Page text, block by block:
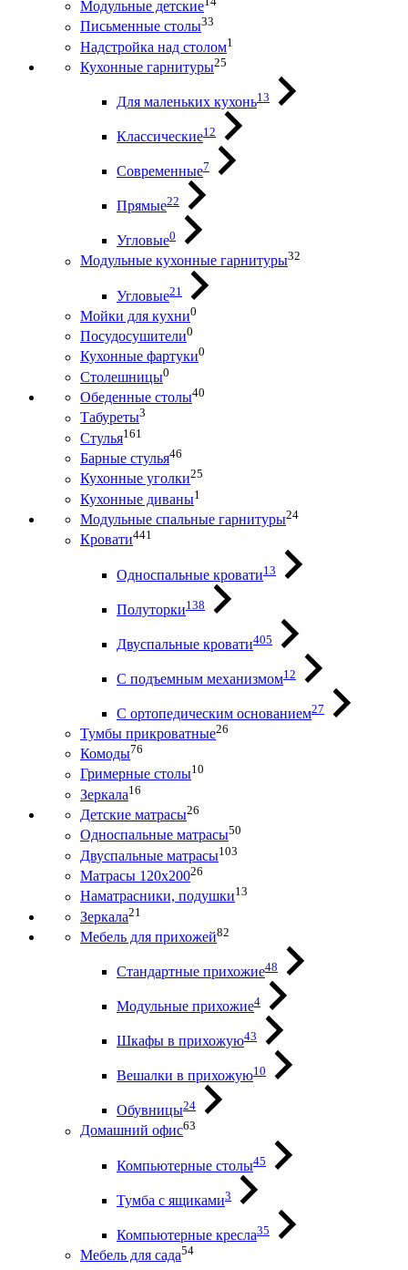
Модульные детские
Письменные столы33
Надстройка над столом1
Кухонные гарнитуры25
Для маленьких кухонь13
Классические12
Современные7
Прямые22
Угловые0
Модульные кухонные гарнитуры32
Угловые21
Мойки для кухни0
Посудосушители0
Кухонные фартуки0
Столешницы0
Обеденные столы40
Табуреты3
Стулья161
Барные стулья46
Кухонные уголки25
Кухонные диваны1
Модульные спальные гарнитуры24
Кровати441
Односпальные кровати13
Полуторки138
Двуспальные кровати405
С подъемным механизмом12
С ортопедическим основанием27
Тумбы прикроватные26
Комоды76
Гримерные столы10
Зеркала16
Детские матрасы26
Односпальные матрасы50
Двуспальные матрасы103
Матрасы 120х20026
Наматрасники, подушки13
Зеркала21
Мебель для прихожей82
Стандартные прихожие48
Модульные прихожие4
Шкафы в прихожую43
Вешалки в прихожую10
Обувницы24
Домашний офис63
Компьютерные столы45
Тумба с ящиками3
Компьютерные кресла35
Мебель для сада54